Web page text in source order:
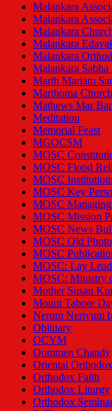
Malankara
Malankara
Malankara
Malankara
Malankara
Malankara
Marth Mariam
Marthoma Church
Mathews Mar
Meditation
Memorial Feast
MGOCSM
MOSC
MOSC Flood
MOSC
MOSC Key
MOSC
MOSC Mission
MOSC News
MOSC Old
MOSC
MOSC: Lay
MOSC: Ministry
Mother Susan
Mount Tabore
Nerum Neriyum
Obituary
OCYM
Oommen Chandy
Oriental
Orthodox Faith
Orthodox Liturgy
Orthodox